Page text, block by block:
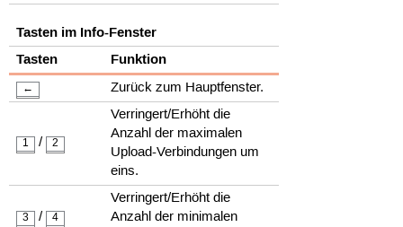
Tasten im Info-Fenster
Tasten
Funktion
← Zurück zum Hauptfenster.
1 / 2
Verringert/Erhöht die
Anzahl der maximalen
Upload-Verbindungen um
eins.
3 / 4
Verringert/Erhöht die
Anzahl der minimalen